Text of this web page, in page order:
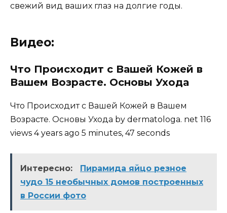
свежий вид ваших глаз на долгие годы.
Видео:
Что Происходит с Вашей Кожей в
Вашем Возрасте. Основы Ухода
Что Происходит с Вашей Кожей в Вашем
Возрасте. Основы Ухода by dermatologa. net 116
views 4 years ago 5 minutes, 47 seconds
Интересно:
Пирамида яйцо резное
чудо 15 необычных домов построенных
в России фото